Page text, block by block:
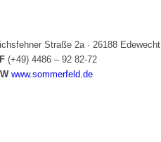
Straße 2a · 26188 Edewecht
F (+49) 4486 – 92 82-72
W www.sommerfeld.de